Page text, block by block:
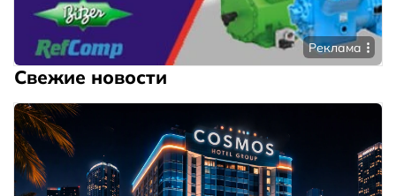
Реклама
Свежие новости